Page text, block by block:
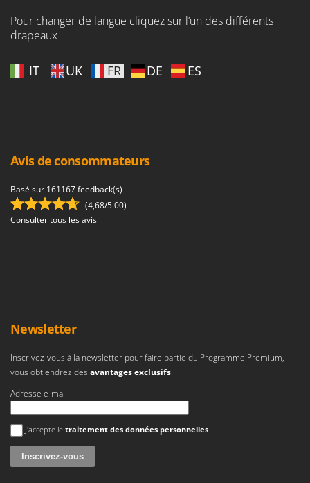
Tondeuses autoportées
Tondeuses débroussailleuses thermiques
Trancheuses de sol
Tronçonneuses
V
Vêtements de Sécurité
Vibroculteurs à tracteur
Landxcape
Lavor
M
Macom
Macte Ovens
Marina Systems
Masterpro
MCH
Mille
Minox
Pour changer de langue cliquez sur l’un des différents
drapeaux
IT UK FR DE ES
Avis de consommateurs
Basé sur 161167 feedback(s)
(4,68/5.00)
Consulter tous les avis
Newsletter
Inscrivez-vous à la newsletter pour faire partie du Programme Premium,
vous obtiendrez des avantages exclusifs.
Adresse e-mail
Une erreur est survenue
J'accepte le traitement des données personnelles